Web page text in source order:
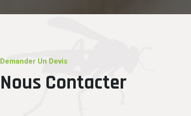
Demander Un Devis
Nous Contacter